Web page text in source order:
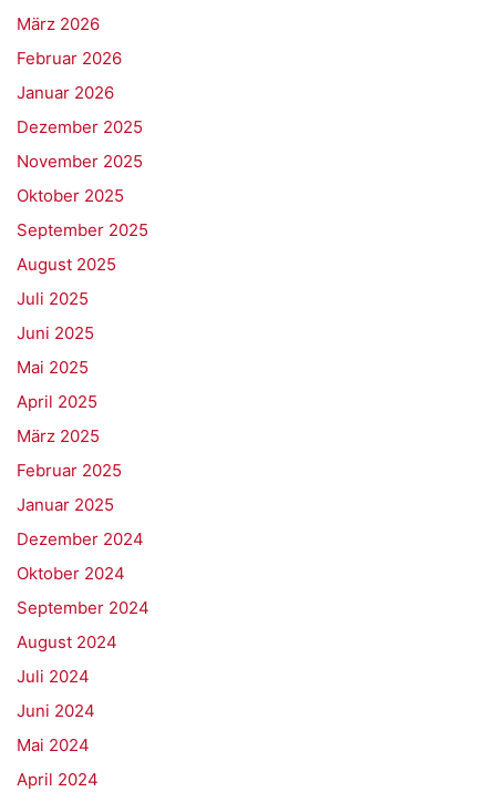
März 2026
Februar 2026
Januar 2026
Dezember 2025
November 2025
Oktober 2025
September 2025
August 2025
Juli 2025
Juni 2025
Mai 2025
April 2025
März 2025
Februar 2025
Januar 2025
Dezember 2024
Oktober 2024
September 2024
August 2024
Juli 2024
Juni 2024
Mai 2024
April 2024